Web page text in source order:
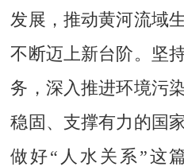
发展，推动黄河流域
不断迈上新台阶。坚
务，深入推进环境污
稳固、支撑有力的国
做好“人水关系”这